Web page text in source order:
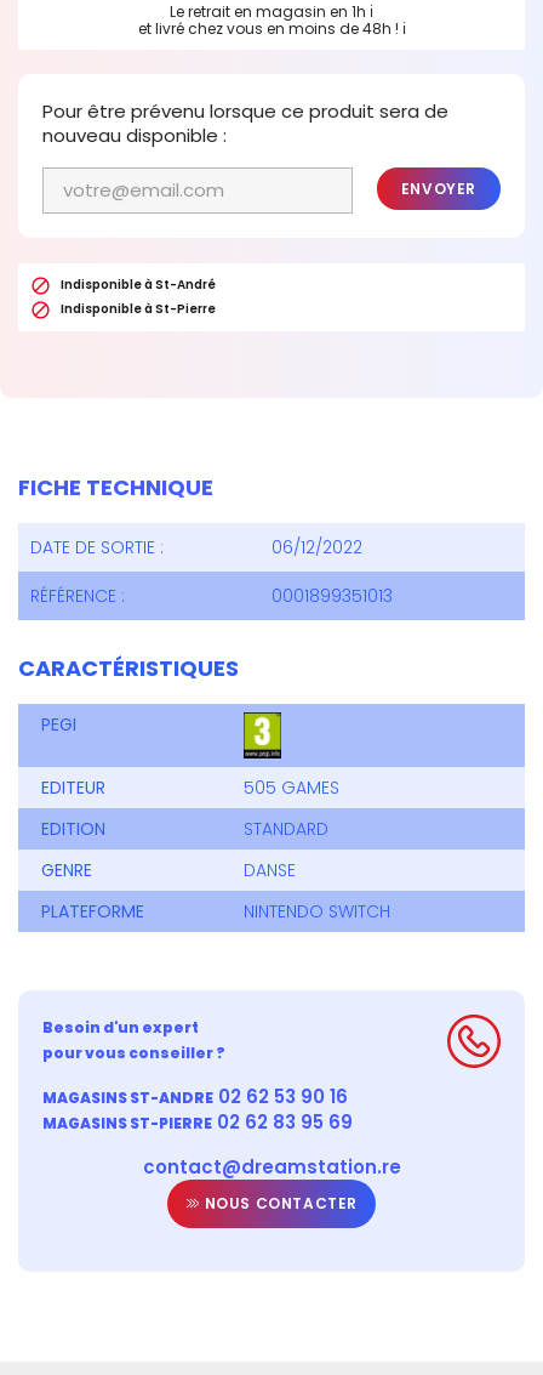
Le retrait en magasin en 1h ℹ
et livré chez vous en moins de 48h ! ℹ
Pour être prévenu lorsque ce produit sera de
nouveau disponible :
ENVOYER
 Indisponible à St-André
 Indisponible à St-Pierre
FICHE TECHNIQUE
DATE DE SORTIE :
06/12/2022
RÉFÉRENCE :
0001899351013
CARACTÉRISTIQUES
PEGI
EDITEUR
505 GAMES
EDITION
STANDARD
GENRE
DANSE
PLATEFORME
NINTENDO SWITCH
Besoin d'un expert
pour vous conseiller ?
MAGASINS ST-ANDRE 02 62 53 90 16
MAGASINS ST-PIERRE 02 62 83 95 69
contact@dreamstation.re
NOUS CONTACTER